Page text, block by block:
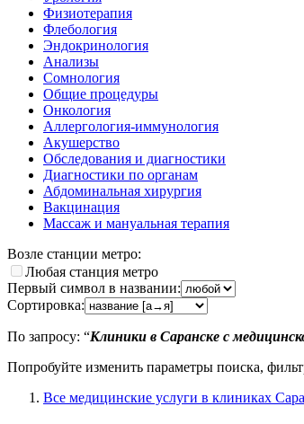
Физиотерапия
Флебология
Эндокринология
Анализы
Сомнология
Общие процедуры
Онкология
Аллергология-иммунология
Акушерство
Обследования и диагностики
Диагностики по органам
Абдоминальная хирургия
Вакцинация
Массаж и мануальная терапия
Возле станции метро:
Любая станция метро
Первый символ в названии:
Сортировка:
По запросу: “Клиники в Саранске с
Попробуйте изменить параметры поиска,
Все медицинские услуги в клиниках